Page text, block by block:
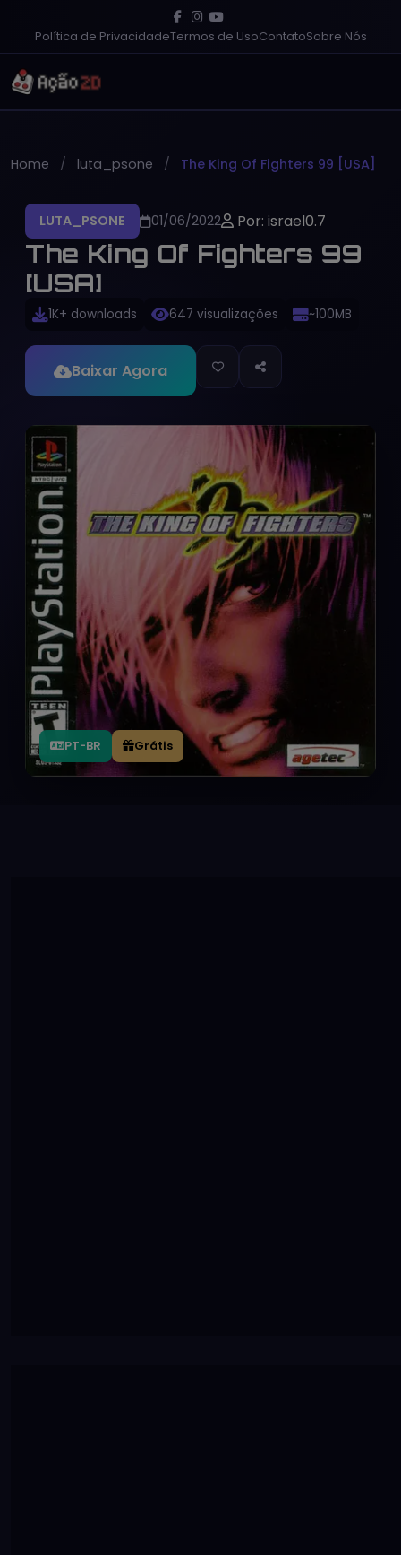
Política de PrivacidadeTermos de UsoContatoSobre Nós
Home luta_psone The King Of Fighters 99 [USA]
LUTA_PSONE 01/06/2022 Por: israel0.7
The King Of Fighters 99
[USA]
1K+ downloads 647 visualizações ~100MB
Baixar Agora
PT-BR Grátis